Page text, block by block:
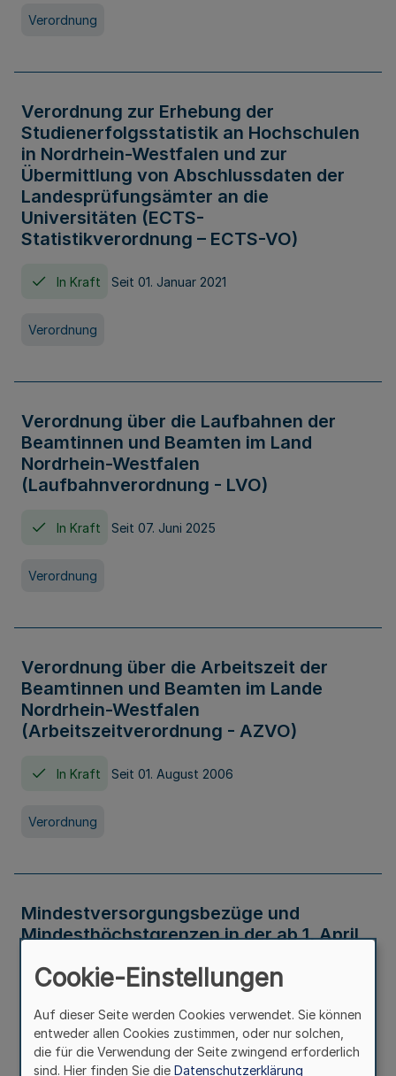
Verordnung
Verordnung zur Erhebung der
Studienerfolgsstatistik an Hochschulen
in Nordrhein-Westfalen und zur
Übermittlung von Abschlussdaten der
Landesprüfungsämter an die
Universitäten (ECTS-
Statistikverordnung – ECTS-VO)
In Kraft Seit 01. Januar 2021
Verordnung
Verordnung über die Laufbahnen der
Beamtinnen und Beamten im Land
Nordrhein-Westfalen
(Laufbahnverordnung - LVO)
In Kraft Seit 07. Juni 2025
Verordnung
Verordnung über die Arbeitszeit der
Beamtinnen und Beamten im Lande
Nordrhein-Westfalen
(Arbeitszeitverordnung - AZVO)
In Kraft Seit 01. August 2006
Verordnung
Mindestversorgungsbezüge und
Mindesthöchstgrenzen in der ab 1. April
Verwaltungsvorschrift
Cookie-Einstellungen
Auf dieser Seite werden Cookies verwendet. Sie können
entweder allen Cookies zustimmen, oder nur solchen,
die für die Verwendung der Seite zwingend erforderlich
sind. Hier finden Sie die Datenschutzerklärung